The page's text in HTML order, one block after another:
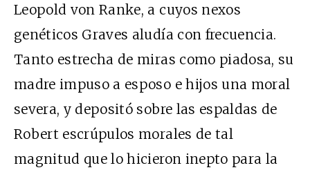
Leopold von Ranke, a cuyos nexos
genéticos Graves aludía con frecuencia.
Tanto estrecha de miras como piadosa, su
madre impuso a esposo e hijos una moral
severa, y depositó sobre las espaldas de
Robert escrúpulos morales de tal
magnitud que lo hicieron inepto para la